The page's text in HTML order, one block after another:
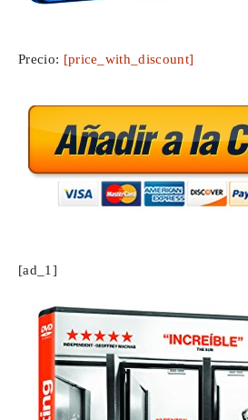
Precio: [price_with_discount]
[ad_1]